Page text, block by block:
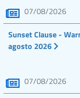
07/08/2026
Sunset Clause -
agosto 2026
07/08/2026